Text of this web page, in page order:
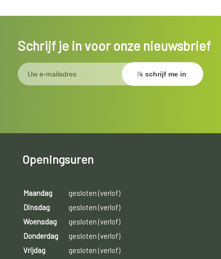
Schrijf je in voor onze nieuwsbrief
Openingsuren
Maandag
gesloten (verlof)
Dinsdag
gesloten (verlof)
Woensdag
gesloten (verlof)
Donderdag
gesloten (verlof)
Vrijdag
gesloten (verlof)